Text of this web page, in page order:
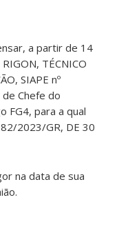
a partir de 14
TÉCNICO
SIAPE nº
Chefe do
FG4, para a qual
2023/GR, DE 30
na data de sua